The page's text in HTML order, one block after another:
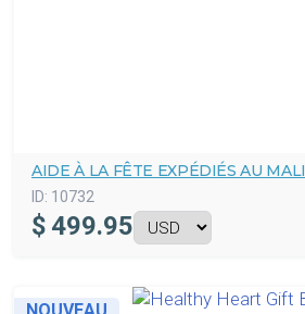
AIDE À LA FÊTE EXPÉDIÉS AU MALI
ID: 10732
$ 499.95